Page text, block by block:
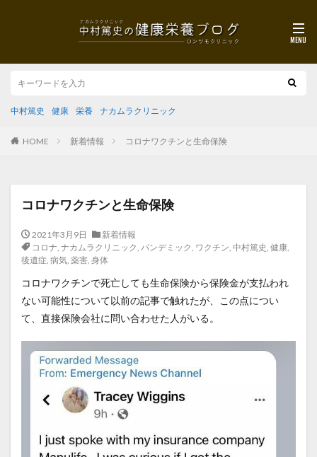
中村篤史 健康 栄養 ナカムラクリニック
HOME 新着情報 コロナワクチンと生命保険
コロナワクチンと生命保険
2021年3月9日
新着情報
コロナ, ナカムラクリニック, パンデミック, ワクチン, 中村篤史, 健康,
後遺症, 病気, 薬害, 身体
コロナワクチンで死亡しても生命保険から保険金が支払われ
ない可能性について以前の記事で触れたが、この点につい
て、直接保険会社に問い合わせた人がいる。